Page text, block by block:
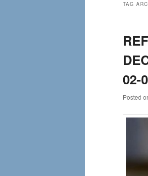
TAG
02-
Posted